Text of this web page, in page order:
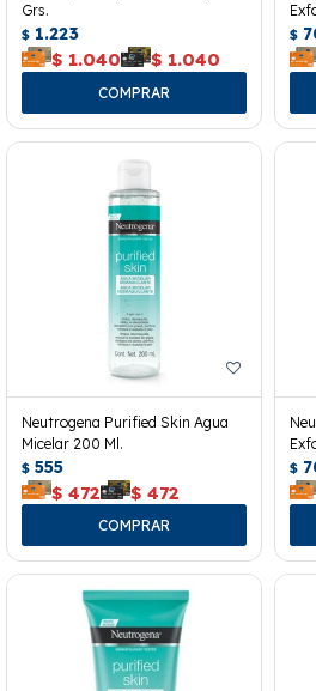
Grs.
$ 1.223
$ 1.040 $ 1.040
$
Neutrogena Purified Skin Agua
Micelar 200 Ml.
$ 555
$ 472 $ 472
$